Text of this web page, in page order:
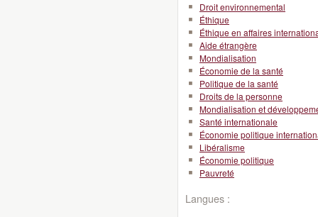
Droit environnemental
Éthique
Éthique en affaires
Aide étrangère
Mondialisation
Économie de la santé
Politique de la santé
Droits de la personne
Mondialisation et
Santé internationale
Économie politique
Libéralisme
Économie politique
Pauvreté
Langues :